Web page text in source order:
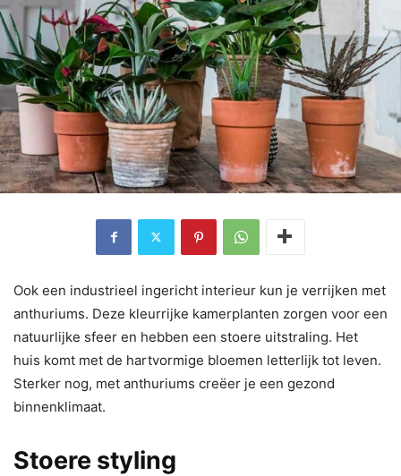
Ook een industrieel ingericht interieur kun je verrijken met
anthuriums. Deze kleurrijke kamerplanten zorgen voor een
natuurlijke sfeer en hebben een stoere uitstraling. Het
huis komt met de hartvormige bloemen letterlijk tot leven.
Sterker nog, met anthuriums creëer je een gezond
binnenklimaat.
Stoere styling